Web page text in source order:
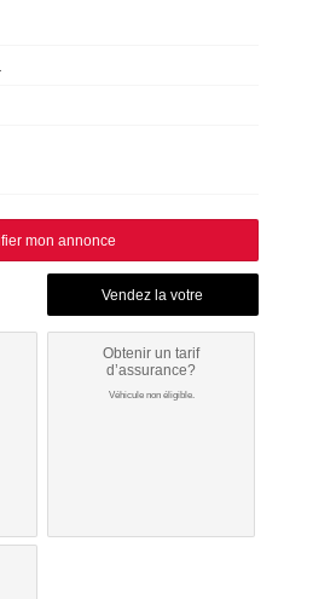
mon annonce
Obtenir un tarif
d’assurance?
Véhicule non éligible.